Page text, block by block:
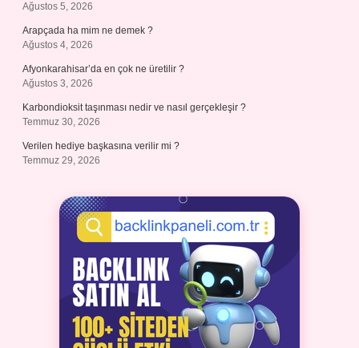
Ağustos 5, 2026
Arapçada ha mim ne demek ?
Ağustos 4, 2026
Afyonkarahisar’da en çok ne üretilir ?
Ağustos 3, 2026
Karbondioksit taşınması nedir ve nasıl gerçekleşir ?
Temmuz 30, 2026
Verilen hediye başkasına verilir mi ?
Temmuz 29, 2026